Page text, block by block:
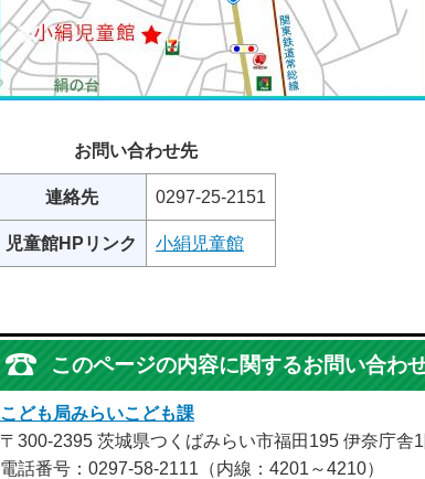
お問い合わせ先
連絡先 0297-25-2151
児童館HPリンク 小絹児童館
このページの内容に関するお問い合わ
こども局みらいこども課
〒300-2395 茨城県つくばみらい市福田195 伊奈庁舎
電話番号：0297-58-2111（内線：4201～4210）